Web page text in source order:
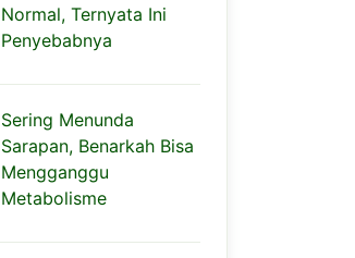
Normal, Ternyata Ini
Penyebabnya
Sering Menunda
Sarapan, Benarkah Bisa
Mengganggu
Metabolisme